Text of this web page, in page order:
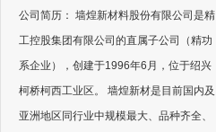
公司简历： 墙煌新材料股份有限公司是精
工控股集团有限公司的直属子公司（精功
系企业），创建于1996年6月，位于绍兴
柯桥柯西工业区。 墙煌新材是目前国内及
亚洲地区同行业中规模最大、品种齐全、